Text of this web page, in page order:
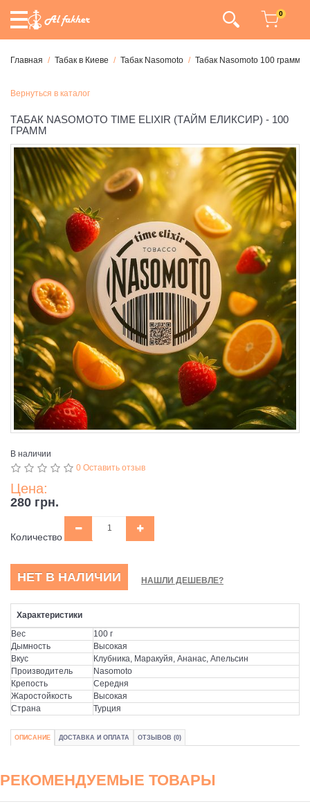
0
Главная Табак в Киеве Табак Nasomoto Табак Nasomoto 100 грамм
Вернуться в каталог
ТАБАК NASOMOTO TIME ELIXIR (ТАЙМ ЕЛИКСИР) - 100
ГРАММ
В наличии
0 Оставить отзыв
Цена:
280 грн.
Количество
НЕТ В НАЛИЧИИ НАШЛИ ДЕШЕВЛЕ?
Характеристики
Вес
100 г
Дымность
Высокая
Вкус
Клубника, Маракуйя, Ананас, Апельсин
Производитель
Nasomoto
Крепость
Середня
Жаростойкость
Высокая
Страна
Турция
ОПИСАНИЕ ДОСТАВКА И ОПЛАТА ОТЗЫВОВ (0)
РЕКОМЕНДУЕМЫЕ ТОВАРЫ